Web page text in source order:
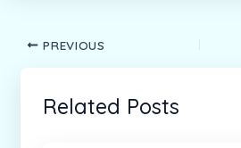
PREVIOUS
Related Posts